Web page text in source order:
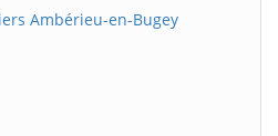
Ambérieu-en-Bugey